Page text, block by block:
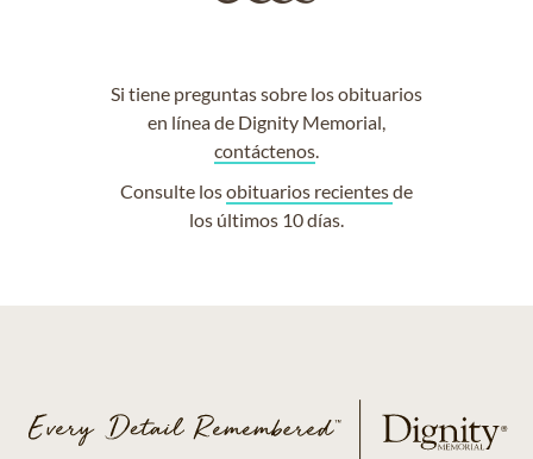
Si tiene preguntas sobre los obituarios
en línea de Dignity Memorial,
contáctenos.
Consulte losobituarios recientesde
los últimos 10 días.